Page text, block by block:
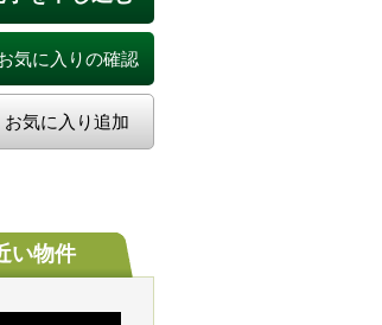
気に入りの確認
お気に入り追加
い物件